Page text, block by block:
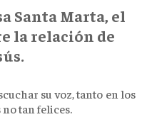
Santa Marta, el
la relación de
su voz, tanto en los
tan felices.